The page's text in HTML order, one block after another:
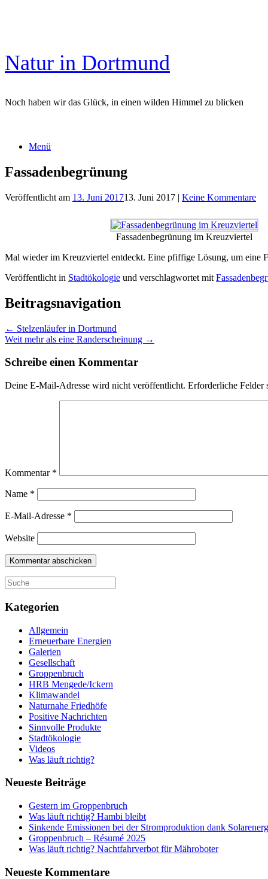
Natur in Dortmund
Noch haben wir das Glück, in einen wilden Himmel zu blicken
Menü
Fassadenbegrünung
Veröffentlicht am 13. Juni 201713. Juni 2017 | Keine Kommentare
Fassadenbegrünung im Kreuzviertel
Mal wieder im Kreuzviertel entdeckt. Eine pfiffige Lösung, um eine
Veröffentlicht in Stadtökologie und verschlagwortet mit
Beitragsnavigation
← Stelzenläufer in Dortmund
Weit mehr als eine Randerscheinung →
Schreibe einen Kommentar
Deine E-Mail-Adresse wird nicht veröffentlicht. Erforderliche Felder
Kommentar *
Name *
E-Mail-Adresse *
Website
Suche
nach:
Kategorien
Allgemein
Erneuerbare Energien
Galerien
Gesellschaft
Groppenbruch
HRB Mengede/Ickern
Klimawandel
Naturnahe Friedhöfe
Positive Nachrichten
Sinnvolle Produkte
Stadtökologie
Videos
Was läuft richtig?
Neueste Beiträge
Gestern im Groppenbruch
Was läuft richtig? Hambi bleibt
Sinkende Emissionen bei der Stromproduktion dank
Groppenbruch – Résumé 2025
Was läuft richtig? Nachtfahrverbot für Mähroboter
Neueste Kommentare